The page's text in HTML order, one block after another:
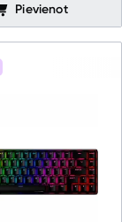
Pievienot